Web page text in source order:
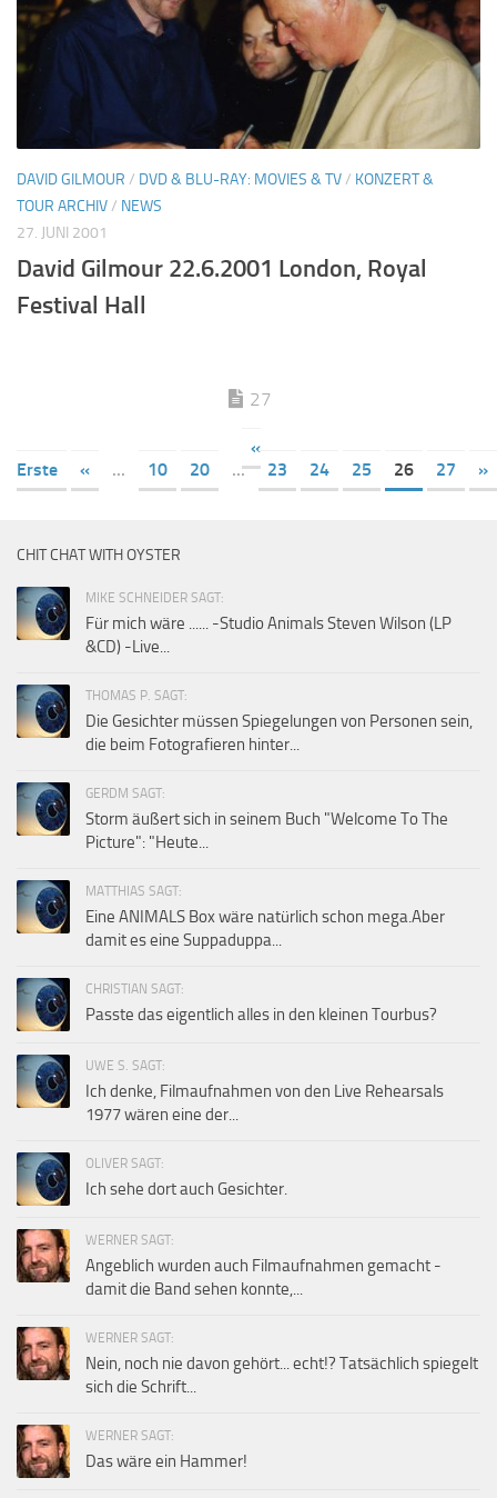
DAVID GILMOUR / DVD & BLU-RAY: MOVIES & TV/ KONZERT &
TOUR ARCHIV/ NEWS
27. JUNI 2001
David Gilmour 22.6.2001 London, Royal
Festival Hall
27
«
Erste
« ... 10 20 ... 23 24 25 26 27 »
CHIT CHAT WITH OYSTER
MIKE SCHNEIDER SAGT:
Für mich wäre ...... -Studio Animals Steven Wilson (LP
&CD) -Live...
THOMAS P. SAGT:
Die Gesichter müssen Spiegelungen von Personen sein,
die beim Fotografieren hinter...
GERDM SAGT:
Storm äußert sich in seinem Buch "Welcome To The
Picture": "Heute...
MATTHIAS SAGT:
Eine ANIMALS Box wäre natürlich schon mega.Aber
damit es eine Suppaduppa...
CHRISTIAN SAGT:
Passte das eigentlich alles in den kleinen Tourbus?
UWE S. SAGT:
Ich denke, Filmaufnahmen von den Live Rehearsals
1977 wären eine der...
OLIVER SAGT:
Ich sehe dort auch Gesichter.
WERNER SAGT:
Angeblich wurden auch Filmaufnahmen gemacht -
damit die Band sehen konnte,...
WERNER SAGT:
Nein, noch nie davon gehört... echt!? Tatsächlich spiegelt
sich die Schrift...
WERNER SAGT:
Das wäre ein Hammer!